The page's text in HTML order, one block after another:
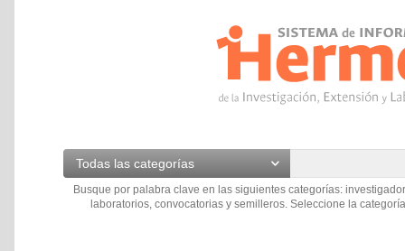
Todas las categorías
Busque por palabra clave en las siguientes categorías:
laboratorios, convocatorias y semilleros. Seleccione la